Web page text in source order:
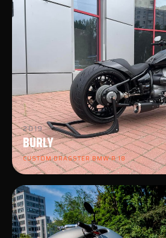
2019
BURLY
CUSTOM DRAGSTER BMW R 18